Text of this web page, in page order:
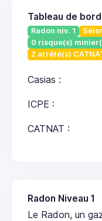
Tableau de
Radon niv. 1
0 risque(s)
2 arrêté(s)
Casias :
ICPE :
CATNAT :
Radon Niveau 1
Le Radon, un